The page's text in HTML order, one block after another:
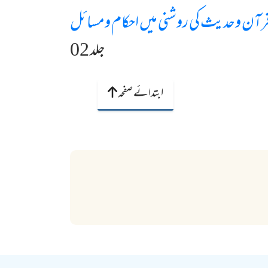
وحدیث کی روشنی میں احکام ومسائل
جلد 02
ابتدائے صفحہ